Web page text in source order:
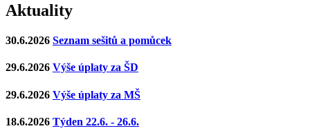
Aktuality
30.6.2026 Seznam sešitů a pomůcek
29.6.2026 Výše úplaty za ŠD
29.6.2026 Výše úplaty za MŠ
18.6.2026 Týden 22.6. - 26.6.